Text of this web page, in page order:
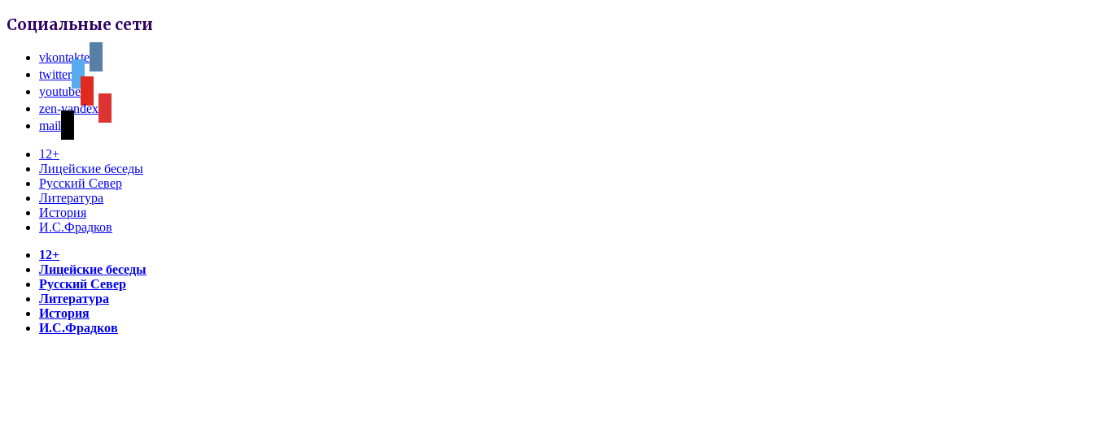
Социальные сети
vkontakte
twitter
youtube
zen-yandex
mail
12+
Лицейские беседы
Русский Север
Литература
История
И.С.Фрадков
12+
Лицейские беседы
Русский Север
Литература
История
И.С.Фрадков